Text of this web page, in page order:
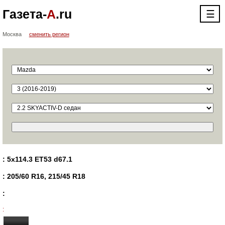
Газета-А.ru ☰
Москва сменить регион
: 5x114.3 ET53 d67.1
: 205/60 R16, 215/45 R18
:
: